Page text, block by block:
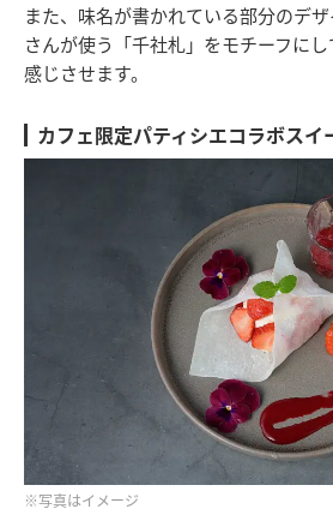
また、味名が書かれている部分のデ
さんが使う「千社札」をモチーフに
感じさせます。
カフェ限定パティシエコラボスイ
※写真はイメージ